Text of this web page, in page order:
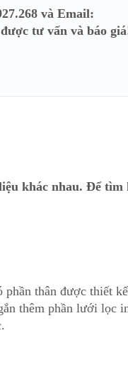
và Email:
tư vấn và báo
khác nhau. Để tìm
phần thân được thiết kế
thêm phần lưới lọc